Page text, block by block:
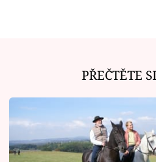
Sledujte nás
PŘEČTĚTE